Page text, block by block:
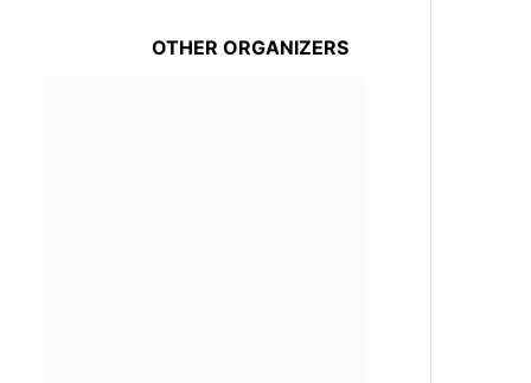
OTHER ORGANIZERS